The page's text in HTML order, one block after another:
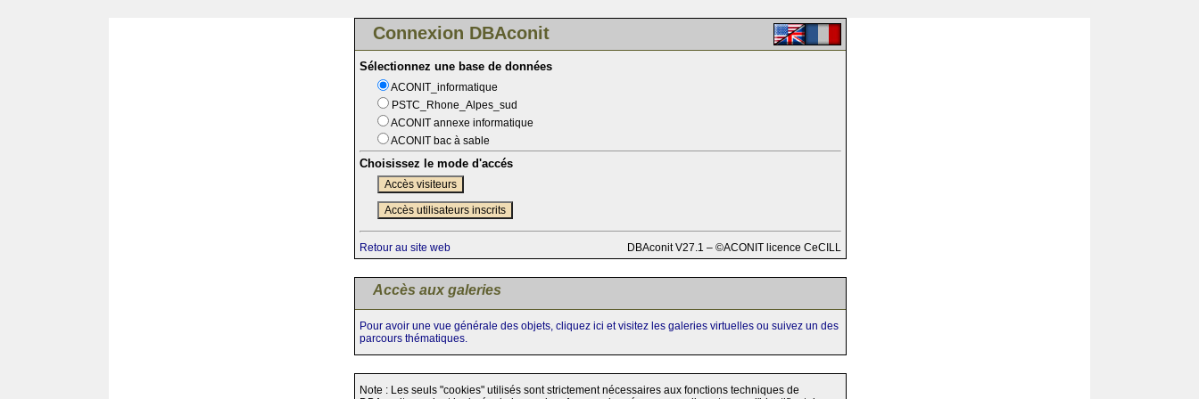
Connexion DBAconit
Sélectionnez une base de données
ACONIT_informatique
PSTC_Rhone_Alpes_sud
ACONIT annexe informatique
ACONIT bac à sable
Choisissez le mode d'accés
Accès visiteurs
Accès utilisateurs inscrits
Retour au site web DBAconit V27.1 – ©ACONIT licence CeCILL
Accès aux galeries
Pour avoir une vue générale des objets, cliquez ici et visitez les galeries virtuelles ou suivez un des
parcours thématiques.
Note : Les seuls "cookies" utilisés sont strictement nécessaires aux fonctions techniques de